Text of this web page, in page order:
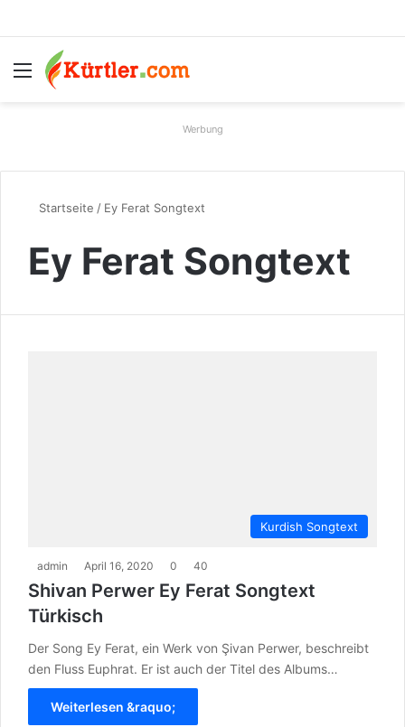
Menü
Werbung
Startseite / Ey Ferat Songtext
Ey Ferat Songtext
Kurdish Songtext
admin April 16, 2020 0 40
Shivan Perwer Ey Ferat Songtext
Türkisch
Der Song Ey Ferat, ein Werk von Şivan Perwer, beschreibt
den Fluss Euphrat. Er ist auch der Titel des Albums…
Weiterlesen &raquo;